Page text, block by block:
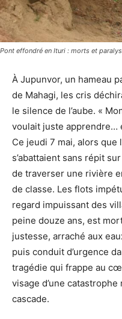
Pont effondré en Ituri : morts et
À Jupunvor, un hameau
de Mahagi, les cris
le silence de l’aube. «
voulait juste apprendre…
Ce jeudi 7 mai, alors
s’abattaient sans répit
de traverser une rivière
de classe. Les flots
regard impuissant des
peine douze ans, est
justesse, arraché aux
puis conduit d’urgence
tragédie qui frappe au
visage d’une
cascade.